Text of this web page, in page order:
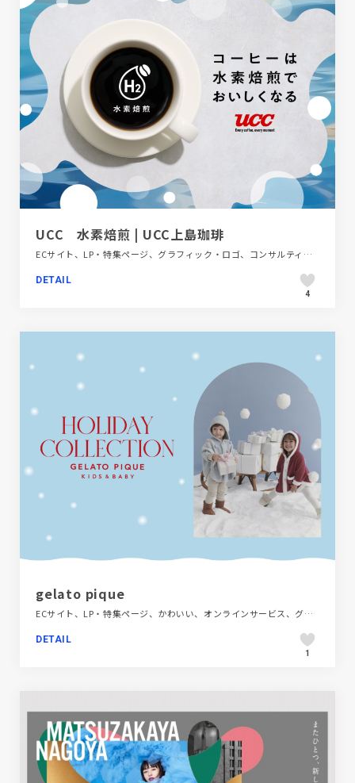
UCC 水素焙煎 | UCC上島珈琲
ECサイト、LP・特集ページ、グラフィック・ロゴ、コンサルティング、デザイン・アート・音楽・文芸、ブランド・サービスサイト、施設・店舗サイト、映像、飲料・食品
DETAIL
4
gelato pique
ECサイト、LP・特集ページ、かわいい、オンラインサービス、グラフィック・ロゴ、デザイン・アート・音楽・文芸、ブランド・サービスサイト、映像
DETAIL
1